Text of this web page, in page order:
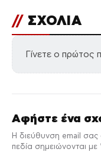
// ΣΧΟΛΙΑ
Γίνετε ο πρώτος
Αφήστε ένα
Η διεύθυνση email σας
πεδία σημειώνονται με